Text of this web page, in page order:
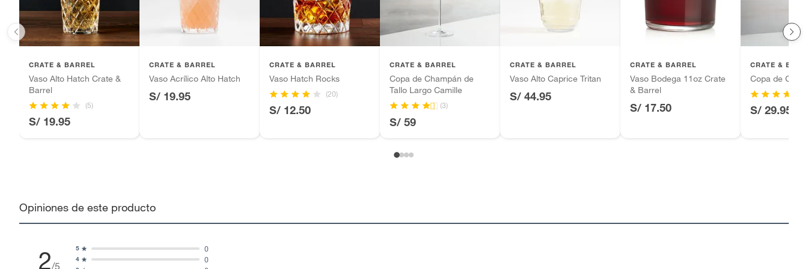
CRATE & BARREL
Vaso Alto Hatch Crate &
Barrel
(5)
S/ 19.95
CRATE & BARREL
Vaso Acrílico Alto Hatch
S/ 19.95
CRATE & BARREL
Vaso Hatch Rocks
(20)
S/ 12.50
CRATE & BARREL
Copa de Champán de
Tallo Largo Camille
(3)
S/ 59
CRATE & BARREL
Vaso Alto Caprice Tritan
S/ 44.95
CRATE & BARREL
Vaso Bodega 11oz Crate
& Barrel
S/ 17.50
CRATE &
Copa de
S/ 29.95
Opiniones de este producto
2/5
4 0
5 0